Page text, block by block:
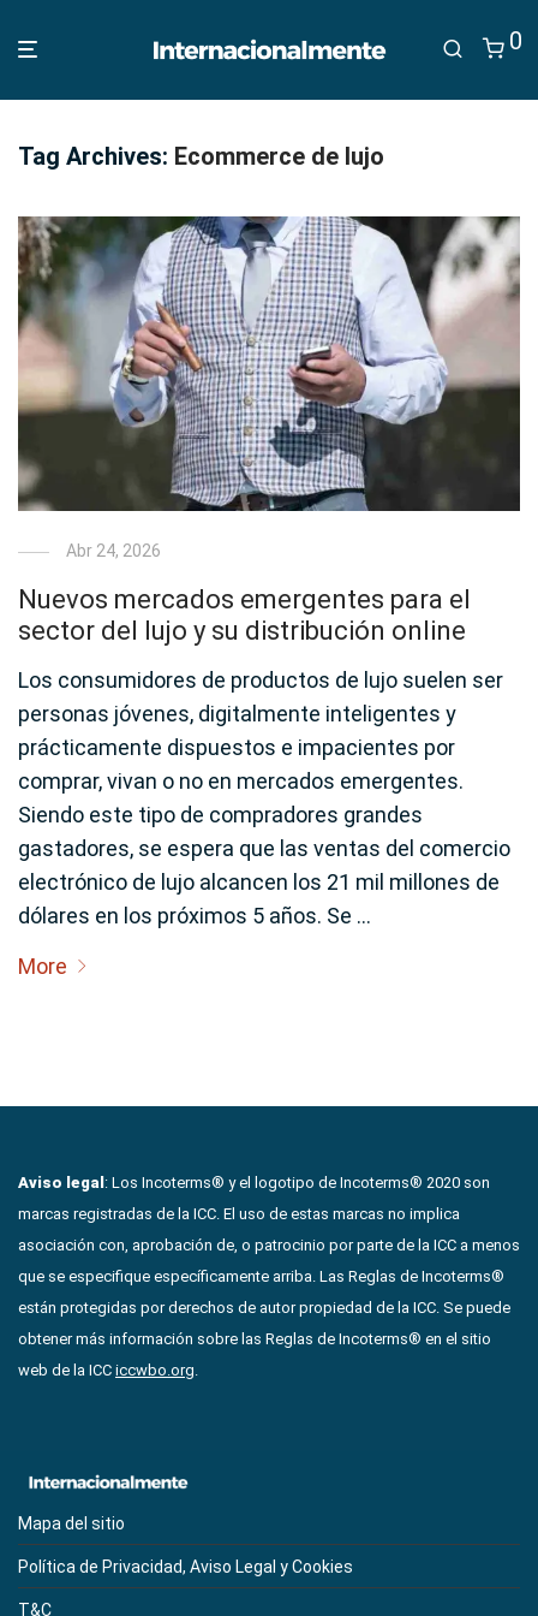
0
Tag Archives: Ecommerce de lujo
Abr 24, 2026
Nuevos mercados emergentes para el
sector del lujo y su distribución online
Los consumidores de productos de lujo suelen ser
personas jóvenes, digitalmente inteligentes y
prácticamente dispuestos e impacientes por
comprar, vivan o no en mercados emergentes.
Siendo este tipo de compradores grandes
gastadores, se espera que las ventas del comercio
electrónico de lujo alcancen los 21 mil millones de
dólares en los próximos 5 años. Se …
More
Aviso legal : Los Incoterms® y el logotipo de Incoterms® 2020 son
marcas registradas de la ICC. El uso de estas marcas no implica
asociación con, aprobación de, o patrocinio por parte de la ICC a menos
que se especifique específicamente arriba. Las Reglas de Incoterms®
están protegidas por derechos de autor propiedad de la ICC. Se puede
obtener más información sobre las Reglas de Incoterms® en el sitio
web de la ICC iccwbo.org
Mapa del sitio
Política de Privacidad, Aviso Legal y Cookies
T&C